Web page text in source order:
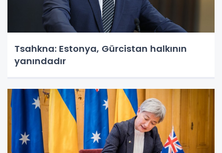
Tsahkna: Estonya, Gürcistan halkının
yanındadır